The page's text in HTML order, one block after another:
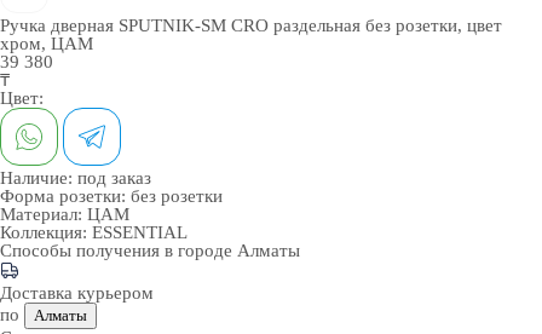
Ручка дверная SPUTNIK-SM CRO раздельная без розетки, цвет
хром, ЦАМ
39 380
₸
Цвет:
Наличие: под заказ
Форма розетки: без розетки
Материал: ЦАМ
Коллекция: ESSENTIAL
Способы получения в городе Алматы
Доставка курьером
по
Алматы